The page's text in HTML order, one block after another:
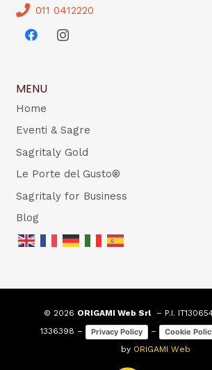
011 0412220
MENU
Home
Eventi & Sagre
Sagritaly Gold
Le Porte del Gusto®
Sagritaly for Business
Blog
© 2026 ORIGAMI Web Srl– P.I.
1336398 –
Privacy Policy – Cookie
by ORIGAMI Web